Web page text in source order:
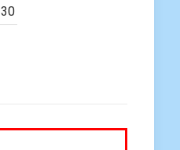
30